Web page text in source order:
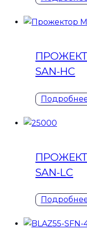
SAN-HC
SAN-LC